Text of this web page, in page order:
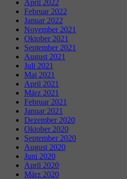
April 2022
Februar 2022
Januar 2022
November 2021
Oktober 2021
September 2021
August 2021
Juli 2021
Mai 2021
April 2021
März 2021
Februar 2021
Januar 2021
Dezember 2020
Oktober 2020
September 2020
August 2020
Juni 2020
April 2020
März 2020